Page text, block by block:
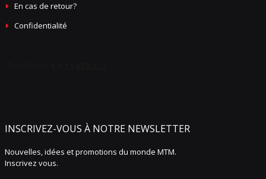
En cas de retour?
Confidentialité
INSCRIVEZ-VOUS À NOTRE NEWSLETTER
Nouvelles, idées et promotions du monde MTM.
Inscrivez vous.